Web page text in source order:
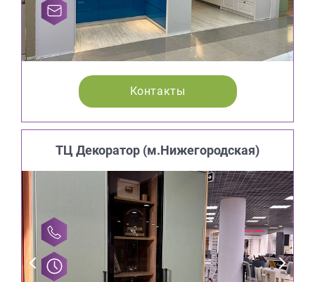
Контакты
ТЦ Декоратор (м.Нижегородская)